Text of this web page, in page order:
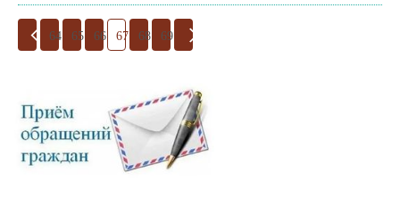
64 65 66 67 68 69